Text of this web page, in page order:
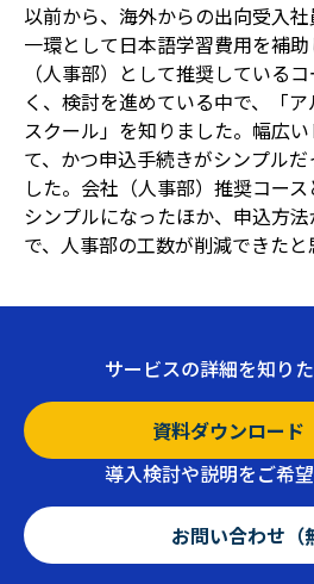
以前から、海外からの出向受入
一環として日本語学習費用を補
（人事部）として推奨している
く、検討を進めている中で、「
スクール」を知りました。幅広
て、かつ申込手続きがシンプル
した。会社（人事部）推奨コー
シンプルになったほか、申込方
で、人事部の工数が削減できたと
サービスの詳細を知り
資料ダウンロード
導入検討や説明をご希
お問い合わせ（